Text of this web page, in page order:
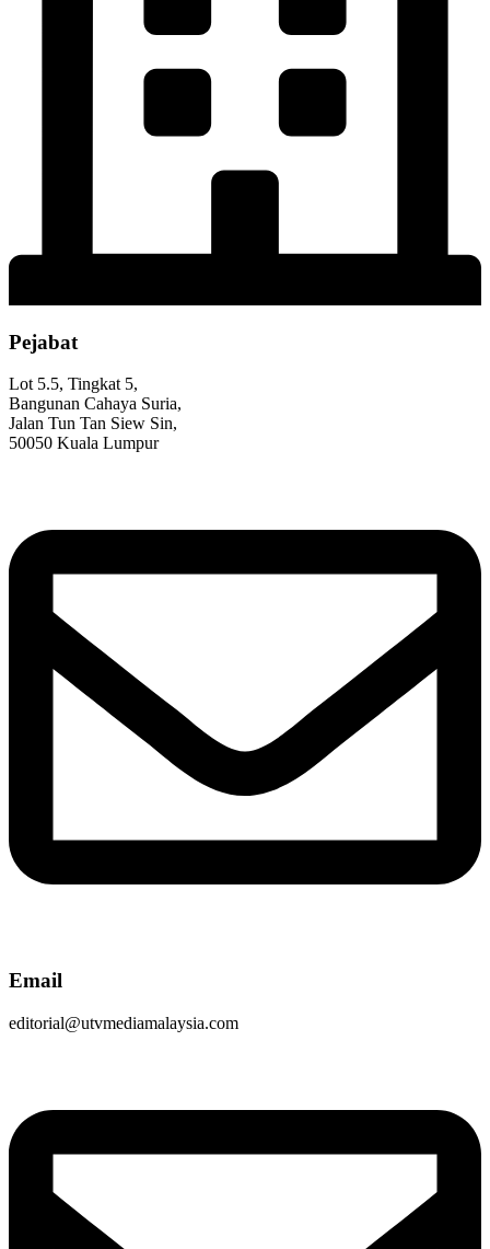
Pejabat
Lot 5.5, Tingkat 5,
Bangunan Cahaya Suria,
Jalan Tun Tan Siew Sin,
50050 Kuala Lumpur
Email
editorial@utvmediamalaysia.com